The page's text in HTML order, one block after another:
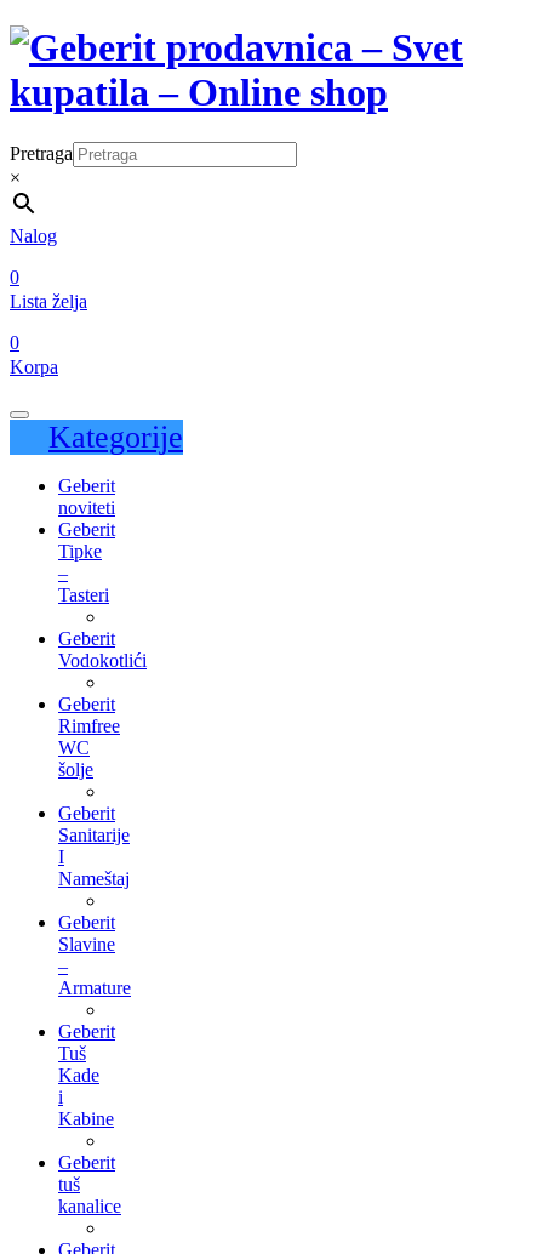
Pretraga
×
Nalog
0
Lista želja
0
Korpa
Kategorije
Geberit
noviteti
Geberit
Tipke
–
Tasteri
Geberit
Vodokotlići
Geberit
Rimfree
WC
šolje
Geberit
Sanitarije
I
Nameštaj
Geberit
Slavine
–
Armature
Geberit
Tuš
Kade
i
Kabine
Geberit
tuš
kanalice
Geberit